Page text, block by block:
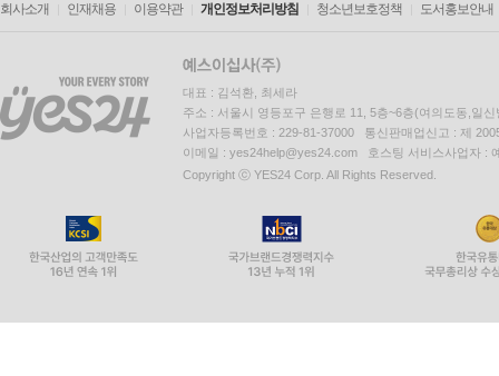
회사소개 인재채용 이용약관 개인정보처리방침 청소년보호정책 도서홍보안내
대표 : 김석환, 최세라
주소 : 서울시 영등포구 은행로 11, 5층~6층(여의도동,일신
사업자등록번호 : 229-81-37000 통신판매업신고 : 제
이메일 : yes24help@yes24.com 호스팅 서비스사업자 :
Copyright ⓒ YES24 Corp. All Rights Reserved.